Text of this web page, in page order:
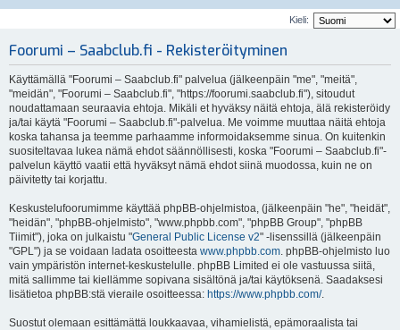
t
Kieli:
Foorumi – Saabclub.fi - Rekisteröityminen
Käyttämällä "Foorumi – Saabclub.fi" palvelua (jälkeenpäin "me", "meitä",
"meidän", "Foorumi – Saabclub.fi", "https://foorumi.saabclub.fi"), sitoudut
noudattamaan seuraavia ehtoja. Mikäli et hyväksy näitä ehtoja, älä rekisteröidy
ja/tai käytä "Foorumi – Saabclub.fi"-palvelua. Me voimme muuttaa näitä ehtoja
koska tahansa ja teemme parhaamme informoidaksemme sinua. On kuitenkin
suositeltavaa lukea nämä ehdot säännöllisesti, koska "Foorumi – Saabclub.fi"-
palvelun käyttö vaatii että hyväksyt nämä ehdot siinä muodossa, kuin ne on
päivitetty tai korjattu.
Keskustelufoorumimme käyttää phpBB-ohjelmistoa, (jälkeenpäin "he", "heidät",
"heidän", "phpBB-ohjelmisto", "www.phpbb.com", "phpBB Group", "phpBB
Tiimit"), joka on julkaistu "General Public License v2" -lisenssillä (jälkeenpäin
"GPL") ja se voidaan ladata osoitteesta www.phpbb.com. phpBB-ohjelmisto luo
vain ympäristön internet-keskustelulle. phpBB Limited ei ole vastuussa siitä,
mitä sallimme tai kiellämme sopivana sisältönä ja/tai käytöksenä. Saadaksesi
lisätietoa phpBB:stä vieraile osoitteessa: https://www.phpbb.com/.
Suostut olemaan esittämättä loukkaavaa, vihamielistä, epämoraalista tai